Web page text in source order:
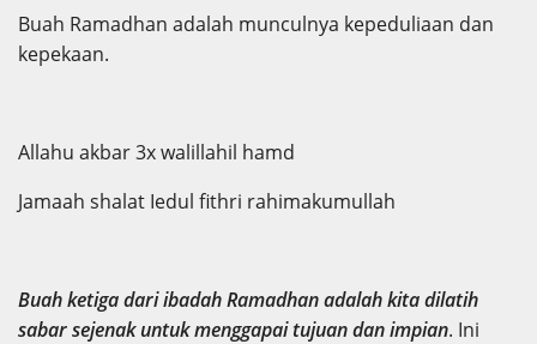
Buah Ramadhan adalah munculnya kepeduliaan dan
kepekaan.
Allahu akbar 3x walillahil hamd
Jamaah shalat Iedul fithri rahimakumullah
Buah ketiga dari ibadah Ramadhan adalah kita dilatih
sabar sejenak untuk menggapai tujuan dan impian. Ini